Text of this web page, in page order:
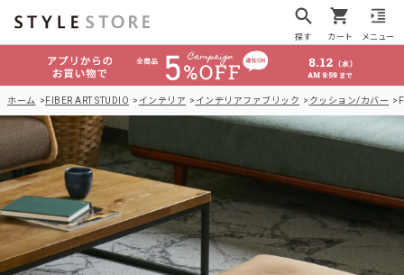
探す カート メニュー
ホーム FIBER ART STUDIO インテリア インテリアファブリック クッション/カバー